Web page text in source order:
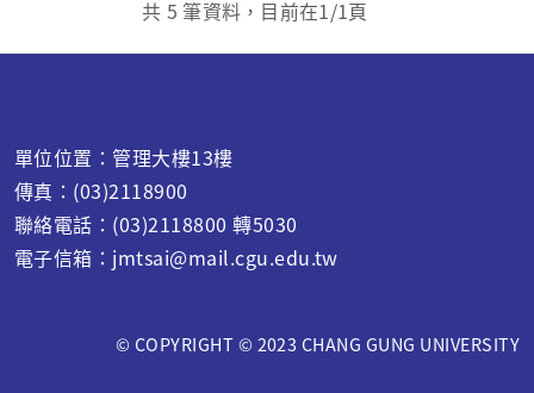
共 5 筆資料，目前在1/1頁
單位位置：管理大樓13樓
傳真：(03)2118900
聯絡電話：(03)2118800 轉5030
電子信箱：jmtsai@mail.cgu.edu.tw
© COPYRIGHT © 2023 CHANG GUNG UNIVERSITY